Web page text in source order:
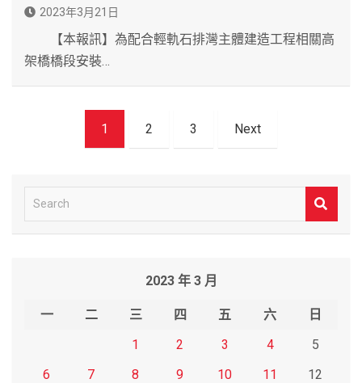
2023年3月21日
【本報訊】為配合輕軌石排灣主體建造工程相關高
架橋橋段安裝…
1 2 3 Next
e
2023 年 3 月
一 二 三 四 五 六
日
1
2 3 4
5
6
7 8 9 10 11
12